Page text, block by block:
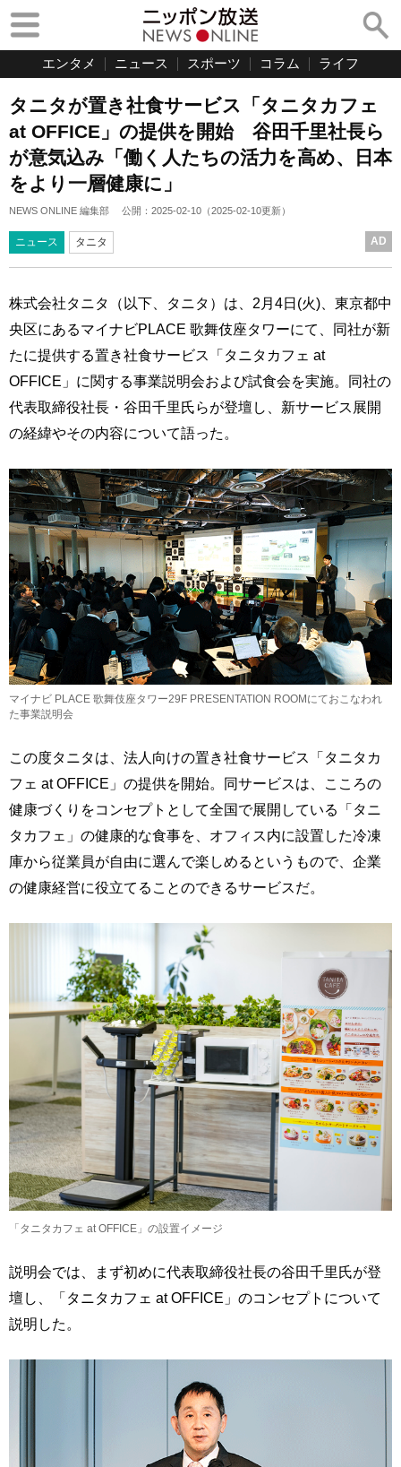
エンタメ ニュース スポーツ コラム ライフ
タニタが置き社食サービス「タニタカフェ
at OFFICE」の提供を開始 谷田千里社長ら
が意気込み「働く人たちの活力を高め、日本
をより一層健康に」
NEWS ONLINE 編集部 公開： 2025-02-10 （2025-02-10更新）
ニュース タニタ AD
株式会社タニタ（以下、タニタ）は、2月4日(火)、東京都中
央区にあるマイナビPLACE 歌舞伎座タワーにて、同社が新
たに提供する置き社食サービス「タニタカフェ at
OFFICE」に関する事業説明会および試食会を実施。同社の
代表取締役社長・谷田千里氏らが登壇し、新サービス展開
の経緯やその内容について語った。
マイナビ PLACE 歌舞伎座タワー29F PRESENTATION ROOMにておこなわれ
た事業説明会
この度タニタは、法人向けの置き社食サービス「タニタカ
フェ at OFFICE」の提供を開始。同サービスは、こころの
健康づくりをコンセプトとして全国で展開している「タニ
タカフェ」の健康的な食事を、オフィス内に設置した冷凍
庫から従業員が自由に選んで楽しめるというもので、企業
の健康経営に役立てることのできるサービスだ。
「タニタカフェ at OFFICE」の設置イメージ
説明会では、まず初めに代表取締役社長の谷田千里氏が登
壇し、「タニタカフェ at OFFICE」のコンセプトについて
説明した。